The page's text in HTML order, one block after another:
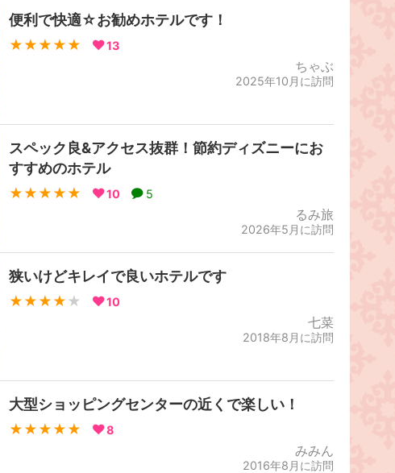
便利で快適☆お勧めホテルです！
★★★★★ 13
ちゃぶ
2025年10月に訪問
スペック良&アクセス抜群！節約ディズニーにお
すすめのホテル
★★★★★ 10 5
るみ旅
2026年5月に訪問
狭いけどキレイで良いホテルです
★★★★ ★ 10
七菜
2018年8月に訪問
大型ショッピングセンターの近くで楽しい！
★★★★★ 8
みみん
2016年8月に訪問